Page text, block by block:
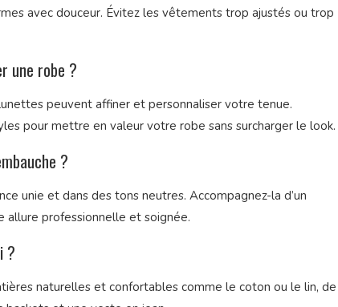
avec douceur. Évitez les vêtements trop ajustés ou trop
une robe ?
peuvent affiner et personnaliser votre tenue.
pour mettre en valeur votre robe sans surcharger le look.
?
unie et dans des tons neutres. Accompagnez-la d’un
allure professionnelle et soignée.
?
naturelles et confortables comme le coton ou le lin, de